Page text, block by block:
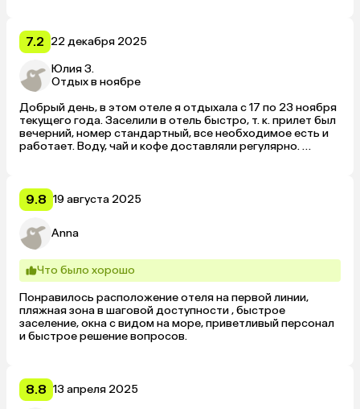
проходят в ресторане на первом этаже, в орасивом
месте, с хорошим набором продуктов ( баранина в
нескольких исполнения, вкусные супы, тортики и салаты)
Поварам особое спасибо. Вообщем отель оставил очень
приятное впечатление. Рекомендую
7.2 22 декабря 2025
Юлия З.
Отдых в ноябре
Добрый день, в этом отеле я отдыхала с 17 по 23 ноября
текущего года. Заселили в отель быстро, т. к. прилет был
вечерний, номер стандартный, все необходимое есть и
работает. Воду, чай и кофе доставляли регулярно.
отеля находится метро DECC (красная ветка). В отеле
брала только завтраки, они обычные как везде (яйца, в
разных вариантах, колбаса, сыры, хумус), кофе
растворимый, но на ресепшене стоит кофейник с
арабским кофе, заварной и очень вкусный. Отдыхом я
осталась довольна, температура воздуха днем была 30–
32 градуса, воды 23–25. В следующий раз думаю, что
9.8 19 августа 2025
Anna
Что было хорошо
Понравилось расположение отеля на первой линии,
пляжная зона в шаговой доступности , быстрое
заселение, окна с видом на море, приветливый персонал
и быстрое решение вопросов.
8.8 13 апреля 2025